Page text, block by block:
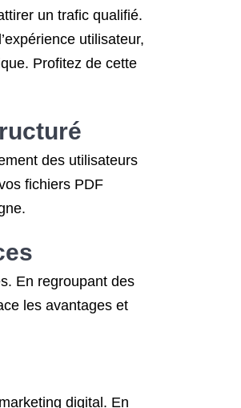
un trafic qualifié.
utilisateur,
Profitez de cette
des utilisateurs
fichiers PDF
En regroupant des
les avantages et
digital. En